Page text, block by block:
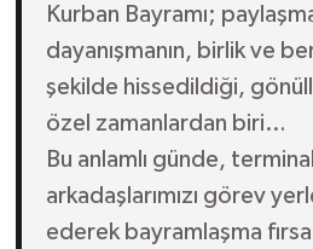
Kurban Bayramı;
dayanışmanın, birlik ve
şekilde hissedildiği,
özel zamanlardan biri…
Bu anlamlı günde,
arkadaşlarımızı görev
ederek bayramlaşma